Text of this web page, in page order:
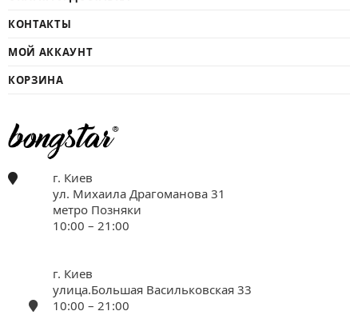
КОНТАКТЫ
МОЙ АККАУНТ
КОРЗИНА
г. Киев
ул. Михаила Драгоманова 31
метро Позняки
10:00 – 21:00
г. Киев
улица.Большая Васильковская 33
10:00 – 21:00